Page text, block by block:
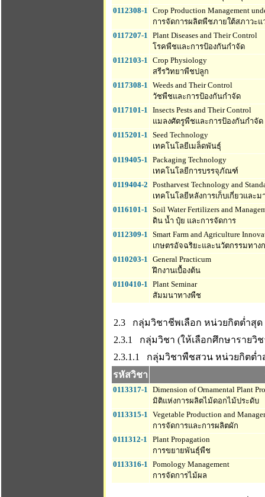
0112308-1 Crop Production Management
การจัดการผลิตพืชภายใต้สภาวะ
0117207-1 Plant Diseases and Their Control
โรคพืชและการป้องกันกำจัด
0112103-1 Crop Physiology
สรีรวิทยาพืชปลูก
0117308-1 Weeds and Their Control
วัชพืชและการป้องกันกำจัด
0117101-1 Insects Pests and Their Control
แมลงศัตรูพืชและการป้องกันกำจัด
0115201-1 Seed Technology
เทคโนโลยีเมล็ดพันธุ์
0119405-1 Packaging Technology
เทคโนโลยีการบรรจุภัณฑ์
0119404-2 Postharvest Technology and
เทคโนโลยีหลังการเก็บเกี่ยวและ
0116101-1 Soil Water Fertilizers and
ดิน น้ำ ปุ๋ย และการจัดการ
0112309-1 Smart Farm and Agriculture
เกษตรอัจฉริยะและนวัตกรรมทาง
0110203-1 General Practicum
ฝึกงานเบื้องต้น
0110410-1 Plant Seminar
สัมมนาทางพืช
2.3 กลุ่มวิชาชีพเลือก หน่วยกิตต่ำสุด
2.3.1 กลุ่มวิชา (ให้เลือกศึกษารายวิ
2.3.1.1 กลุ่มวิชาพืชสวน หน่วยกิตต่ำ
รหัสวิชา
0113317-1 Dimension of Ornamental Plant
มิติแห่งการผลิตไม้ดอกไม้ประดับ
0113315-1 Vegetable Production and
การจัดการและการผลิตผัก
0111312-1
Plant Propagation
การขยายพันธุ์พืช
0113316-1 Pomology Management
การจัดการไม้ผล